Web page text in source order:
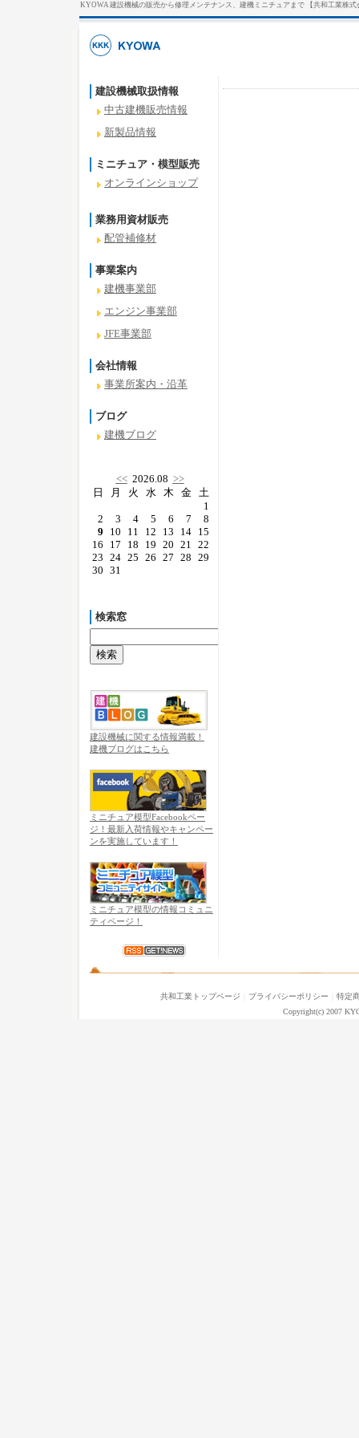
KYOWA 建設機械の販売から修理メンテナンス、建機ミニチュアまで 【共和工業株式
建設機械取扱情報
中古建機販売情報
新製品情報
ミニチュア・模型販売
オンラインショップ
業務用資材販売
配管補修材
事業案内
建機事業部
エンジン事業部
JFE事業部
会社情報
事業所案内・沿革
ブログ
建機ブログ
<<2026.08 >>
日
2
9
16
23
30
月
3
10
17
24
31
火
4
11
18
25
水
5
12
19
26
木
6
13
20
27
金
7
14
21
28
土
1
8
15
22
29
検索窓
建設機械に関する情報満載！
建機ブログはこちら
ミニチュア模型Facebookペー
ジ！最新入荷情報やキャンペー
ンを実施しています！
ミニチュア模型の情報コミュニ
ティページ！
共和工業トップページ プライバシーポリシー
特定
Copyright(c) 2007